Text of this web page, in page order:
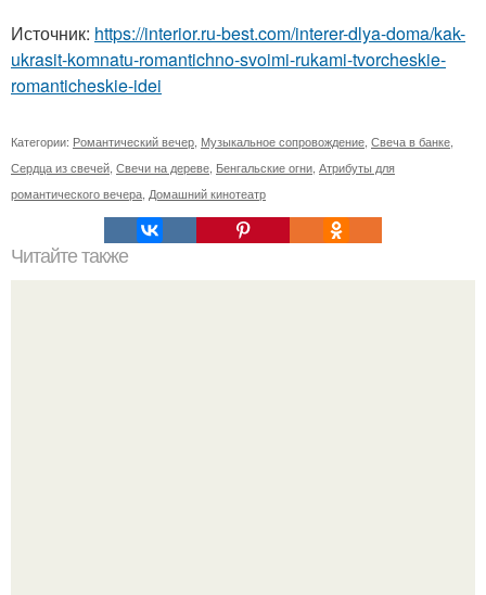
Источник: https://interior.ru-best.com/interer-dlya-doma/kak-
ukrasit-komnatu-romantichno-svoimi-rukami-tvorcheskie-
romanticheskie-idei
Категории: Романтический вечер, Музыкальное сопровождение, Свеча в банке,
Сердца из свечей, Свечи на дереве, Бенгальские огни, Атрибуты для
романтического вечера, Домашний кинотеатр
Читайте также